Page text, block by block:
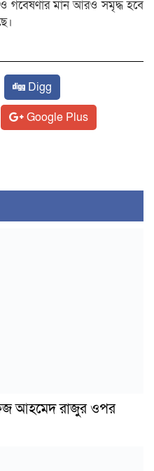
ও গবেষণার মান আরও সমৃদ্ধ হবে
Digg
Google Plus
আহমেদ রাজুর ওপর